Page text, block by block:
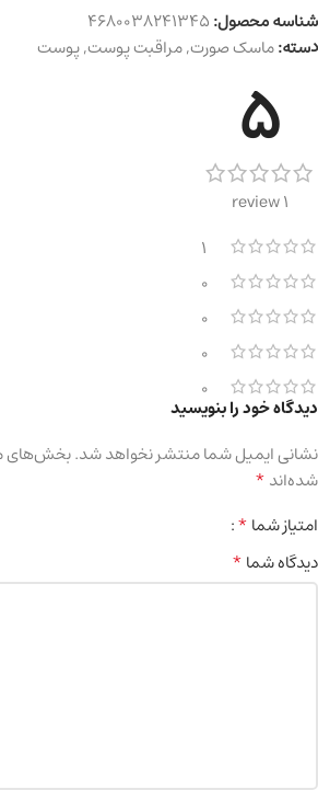
شناسه محصول:4680038241345
دسته:ماسک صورت,مراقبت پوست,پوست
5
1 review
1
0
0
0
0
دیدگاه خود را بنویسید
نشانی ایمیل شما منتشر نخواهد شد.بخش‌های
شده‌اند*
امتیاز شما*
دیدگاه شما*